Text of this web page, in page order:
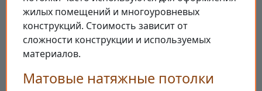
жилых помещений и многоуровневых
конструкций. Стоимость зависит от
сложности конструкции и используемых
материалов.
Матовые натяжные потолки